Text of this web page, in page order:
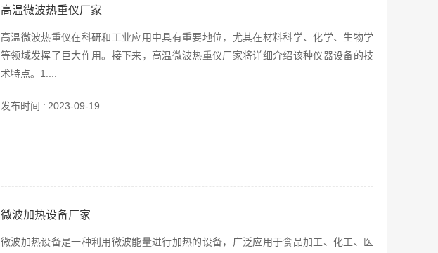
高温微波热重仪厂家
高温微波热重仪在科研和工业应用中具有重要地位，尤其在材料科学、化学、生物学
等领域发挥了巨大作用。接下来，高温微波热重仪厂家将详细介绍该种仪器设备的技
术特点。1....
发布时间 : 2023-09-19
微波加热设备厂家
微波加热设备是一种利用微波能量进行加热的设备，广泛应用于食品加工、化工、医